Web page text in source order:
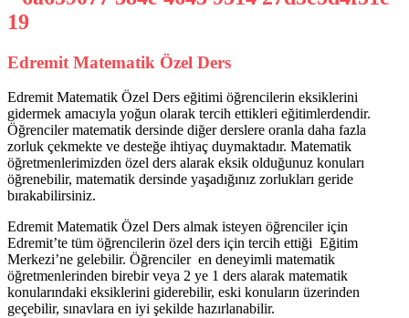
Edremit Matematik Özel Ders
Edremit Matematik Özel Ders eğitimi öğrencilerin eksiklerini
gidermek amacıyla yoğun olarak tercih ettikleri eğitimlerdendir.
Öğrenciler matematik dersinde diğer derslere oranla daha fazla
zorluk çekmekte ve desteğe ihtiyaç duymaktadır. Matematik
öğretmenlerimizden özel ders alarak eksik olduğunuz konuları
öğrenebilir, matematik dersinde yaşadığınız zorlukları geride
bırakabilirsiniz.
Edremit Matematik Özel Ders almak isteyen öğrenciler için
Edremit’te tüm öğrencilerin özel ders için tercih ettiği Eğitim
Merkezi’ne gelebilir. Öğrenciler en deneyimli matematik
öğretmenlerinden birebir veya 2 ye 1 ders alarak matematik
konularındaki eksiklerini giderebilir, eski konuların üzerinden
geçebilir, sınavlara en iyi şekilde hazırlanabilir.